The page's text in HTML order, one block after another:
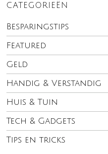
CATEGORIEËN
Besparingstips
Featured
Geld
Handig & Verstandig
Huis & Tuin
Tech & Gadgets
Tips en tricks